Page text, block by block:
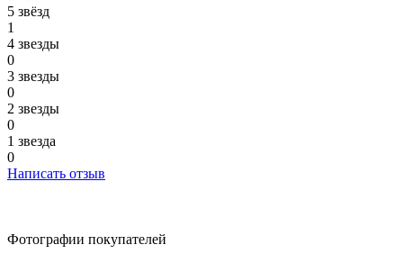
5 звёзд
1
4 звезды
0
3 звезды
0
2 звезды
0
1 звезда
0
Написать отзыв
Фотографии покупателей